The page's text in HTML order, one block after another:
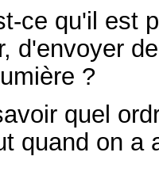
ce qu'il est
d'envoyer
?
quel
quand on a